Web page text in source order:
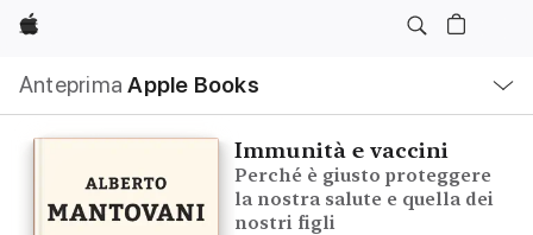
Apple
Anteprima Apple Books
locale
Apri
Menu
Immunità e vaccini
Perché è giusto proteggere
la nostra salute e quella dei
nostri figli